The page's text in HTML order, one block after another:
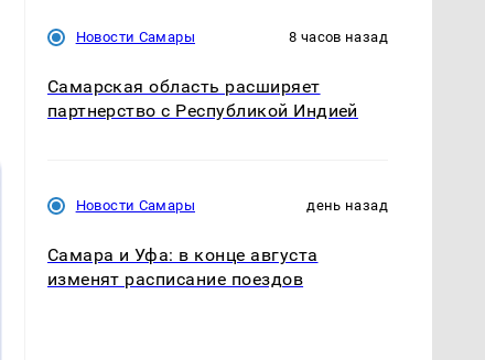
Новости Самары 8 часов назад
Самарская область расширяет
партнерство с Республикой Индией
Новости Самары день назад
Самара и Уфа: в конце августа
изменят расписание поездов